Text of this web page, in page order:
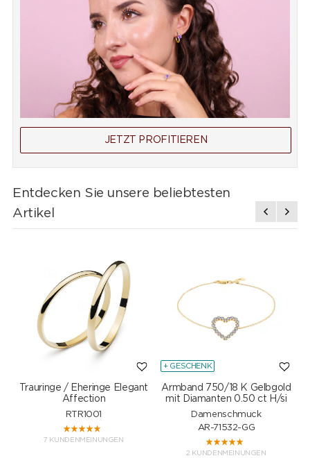
JETZT PROFITIEREN
Entdecken Sie unsere beliebtesten
Artikel
Trauringe / Eheringe Elegant
Affection
RTR1001
7 KUNDENMEINUNGEN
+ GESCHENK
Armband 750/18 K Gelbgold
mit Diamanten 0.50 ct H/si
Damenschmuck
AR-71532-GG
2 KUNDENMEINUNGEN